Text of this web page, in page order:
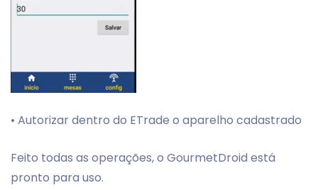
• Autorizar dentro do ETrade o aparelho cadastrado
Feito todas as operações, o GourmetDroid está
pronto para uso.